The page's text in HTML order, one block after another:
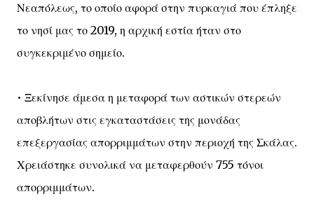
Νεαπόλεως, το οποίο αφορά στην πυρκαγιά που έπληξε
το νησί μας το 2019, η αρχική εστία ήταν στο
συγκεκριμένο σημείο.
• Ξεκίνησε άμεσα η μεταφορά των αστικών στερεών
αποβλήτων στις εγκαταστάσεις της μονάδας
επεξεργασίας απορριμμάτων στην περιοχή της Σκάλας.
Χρειάστηκε συνολικά να μεταφερθούν 755 τόνοι
απορριμμάτων.